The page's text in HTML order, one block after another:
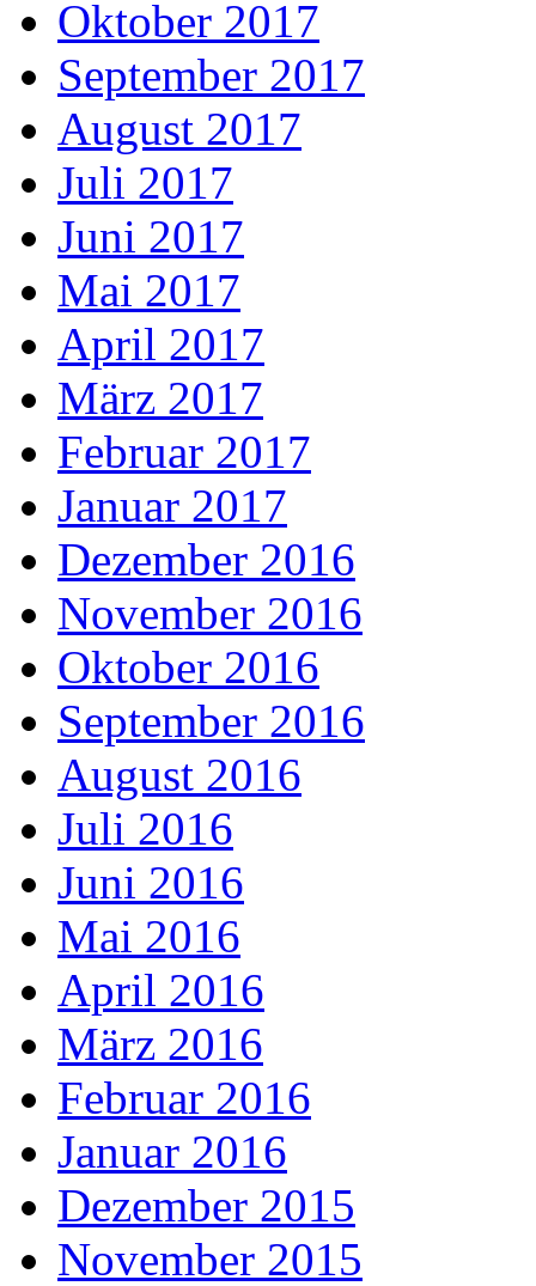
Oktober 2017
September 2017
August 2017
Juli 2017
Juni 2017
Mai 2017
April 2017
März 2017
Februar 2017
Januar 2017
Dezember 2016
November 2016
Oktober 2016
September 2016
August 2016
Juli 2016
Juni 2016
Mai 2016
April 2016
März 2016
Februar 2016
Januar 2016
Dezember 2015
November 2015